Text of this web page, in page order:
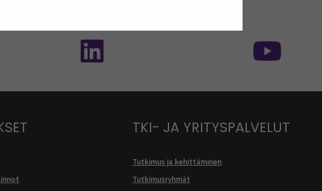
sosiaalisessa mediassa: SEAMK - TikTokSeuraa meitä sosiaalisessa mediassa:
TKI- JA YRITYSPALVELUT
Tutkimus ja kehittäminen
Tutkimusryhmät